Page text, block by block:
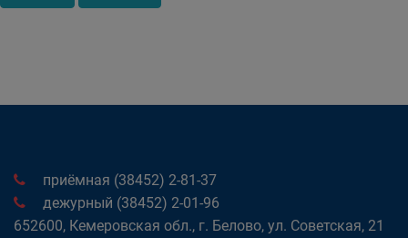
приёмная (38452) 2-81-37
дежурный (38452) 2-01-96
652600, Кемеровская обл., г. Белово, ул. Советская, 21